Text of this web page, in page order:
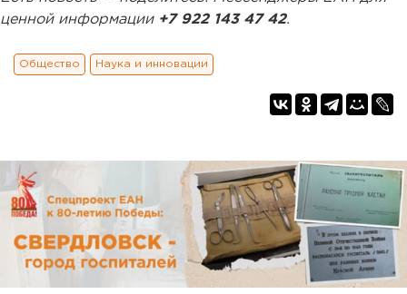
ценной информации +7 922 143 47 42.
Общество Наука и инновации